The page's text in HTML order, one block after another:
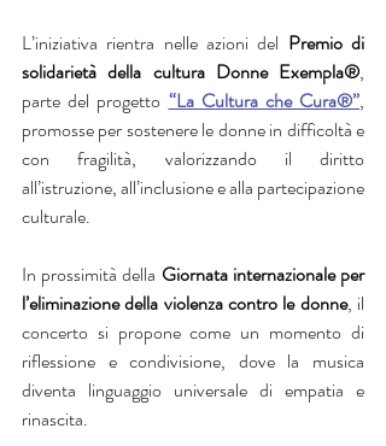
L’iniziativa rientra nelle azioni del Premio di
solidarietà della cultura Donne Exempla®,
parte del progetto “La Cultura che Cura®”,
promosse per sostenere le donne in difficoltà e
con fragilità, valorizzando il diritto
all’istruzione, all’inclusione e alla partecipazione
culturale.
In prossimità della Giornata internazionale per
l’eliminazione della violenza contro le donne, il
concerto si propone come un momento di
riflessione e condivisione, dove la musica
diventa linguaggio universale di empatia e
rinascita.